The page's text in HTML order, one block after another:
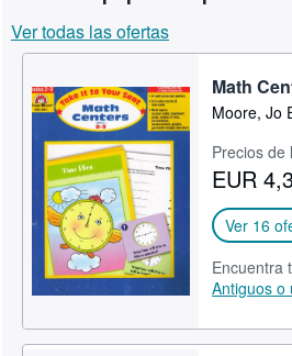
Libros antiguos
Arte y coleccionismo
Vendedores
Comenzar a vender
Ayuda
CERRAR
Ver todas las ofertas
Math
Moore, Jo
Precios
EUR
Ver 16
Encuentra
Antiguos o